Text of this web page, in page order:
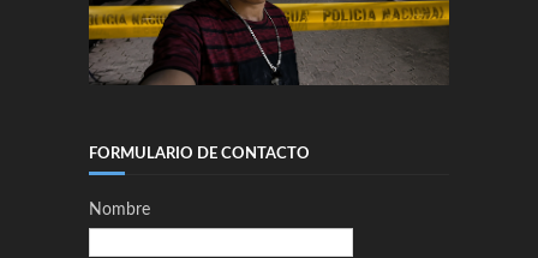
FORMULARIO DE CONTACTO
Nombre